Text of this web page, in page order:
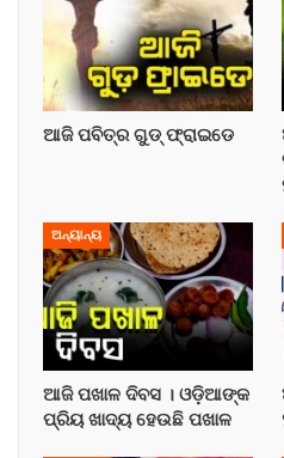
ଆଜି ପବିତ୍ର ଗୁଡ୍ ଫ୍ରାଇଡେ
ଅନ୍ୟାନ୍ୟ
ଆଜି ପଖାଳ ଦିବସ । ଓଡ଼ିଆଙ୍କ
ପ୍ରିୟ ଖାଦ୍ୟ ହେଉଛି ପଖାଳ